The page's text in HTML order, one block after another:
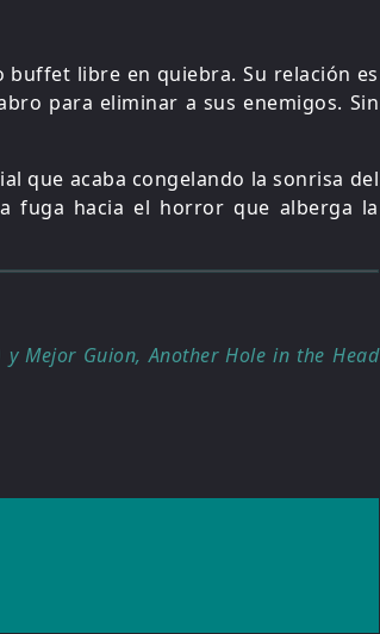
libre en quiebra. Su relación es
para eliminar a sus enemigos. Sin
que acaba congelando la sonrisa del
fuga hacia el horror que alberga la
y Mejor Guion, Another Hole in the Head